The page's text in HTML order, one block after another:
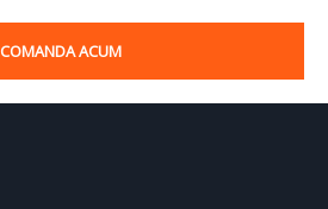
COMANDA ACUM